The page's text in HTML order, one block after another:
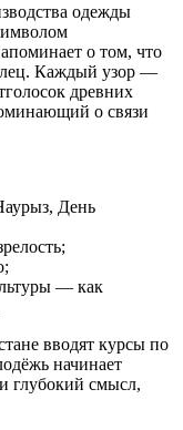
одежды
о том, что
Каждый узор —
древних
о связи
День
— как
вводят курсы по
начинает
глубокий смысл,